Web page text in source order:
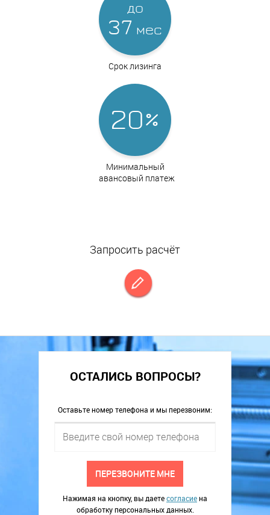
до
37 мес
Срок лизинга
20%
Минимальный
авансовый платеж
Запросить расчёт
ОСТАЛИСЬ ВОПРОСЫ?
Оставьте номер телефона и мы перезвоним:
ПЕРЕЗВОНИТЕ МНЕ
Нажимая на кнопку, вы даетесогласиена
обработку персональных данных.